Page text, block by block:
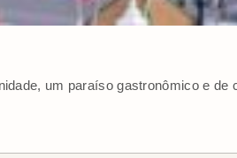
um paraíso gastronômico e de